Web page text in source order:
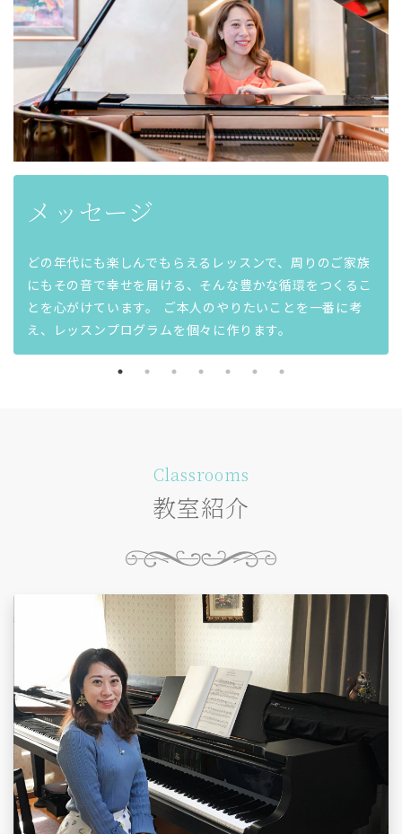
メッセージ
どの年代にも楽しんでもらえるレッスンで、周りのご家族
にもその音で幸せを届ける、そんな豊かな循環をつくるこ
とを心がけています。 ご本人のやりたいことを一番に考
え、レッスンプログラムを個々に作ります。
Classrooms
教室紹介